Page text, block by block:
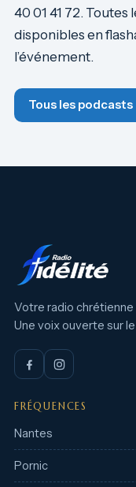
40 01 41 72.
disponibles en
l’événement.
Tous les podcasts
Votre radio chrétienne
Une voix ouverte sur le
FRÉQUENCES
Nantes
Pornic